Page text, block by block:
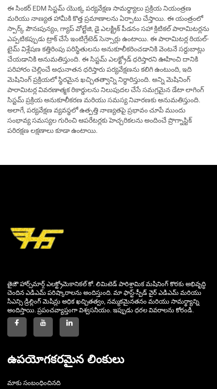
ఈ సింకర్ EDM సిస్టమ్ యొక్క పర్యవేక్షణ సామర్థ్యాలు ప్రక్రియ నియంత్రణ
మరియు నాణ్యత హామీకి కొత్త ప్రమాణాలను ఏర్పాటు చేస్తాయి. ఈ యంత్రంలో
స్పార్క్ పౌనఃపున్యం, గ్యాప్ వోల్టేజి, డై ఎలక్ట్రిక్ పీడనం సహా క్రిటికల్ పారామిటర్లను
ఎప్పటికప్పుడు ట్రాక్ చేసే ఇంటిగ్రేటెడ్ సెన్సార్లు ఉంటాయి. ఈ పారామిటర్ల రియల్-
టైమ్ విశ్లేషణ కత్తిరింపు పరిస్థితులను అనుకూలీకరించడానికి వెంటనే సర్దుబాట్లు
చేయడానికి అనుమతిస్తుంది. ఈ సిస్టమ్ ఎలక్ట్రోడ్ ధరిస్తారని ఊహించి దానికి
పరిహారం చెల్లించే అధునాతన ధరిస్తారు పర్యవేక్షణను కలిగి ఉంటుంది, ఇది
మెషినింగ్ ప్రక్రియలో స్థిరమైన ఖచ్చితత్వాన్ని నిర్ధారిస్తుంది. అన్ని మెషినింగ్
పారామిటర్ల వివరణాత్మక రికార్డులను నిలుపుదల చేసే సమగ్రమైన డేటా లాగింగ్
సిస్టమ్ ప్రక్రియ అనుకూలీకరణ మరియు సమస్య నివారణకు అనుమతిస్తుంది.
అలాగే, పర్యవేక్షణ వ్యవస్థలో ఉత్పత్తి నాణ్యతపై ప్రభావం చూపే ముందు
సంభావ్య సమస్యల గురించి ఆపరేటర్లకు హెచ్చరికలను అందించే ప్రొగ్నాస్టిక్
పరిరక్షణ లక్షణాలు కూడా ఉంటాయి.
తైజౌ హార్స్‌మార్గ్ ఎలక్ట్రోమెకానికల్ కో. లిమిటెడ్ పారిశ్రామిక మషినింగ్ కొరకు అభివృద్ధి
చెందిన ఎడిఎమ్ పరిష్కారాలను అందిస్తుంది. మా ఫాస్ట్-స్పీడ్ వైర్ ఎడిఎమ్ మరియు
సిఎన్సి డ్రిల్లింగ్ మెషిన్లు అధిక ఖచ్చితత్వం, నమ్మకమైనతనం మరియు సామర్థ్యాన్ని
అందిస్తాయి. ప్రపంచవ్యాప్తంగా విశ్వసనీయం. ఇప్పుడు ధరల వివరాలను కోరండి.
ఉపయోగకరమైన లింకులు
మాకు సంబంధించినది